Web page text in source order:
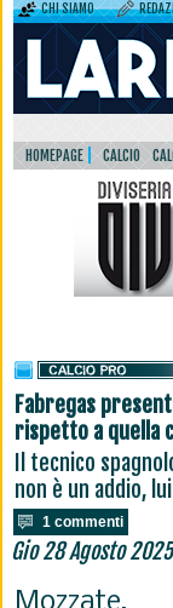
CHI SIAMO
HOMEPAGE CALCIO
Fabregas
rispetto a quella
Il tecnico
non è un addio,
1 commenti
Gio 28 Agosto